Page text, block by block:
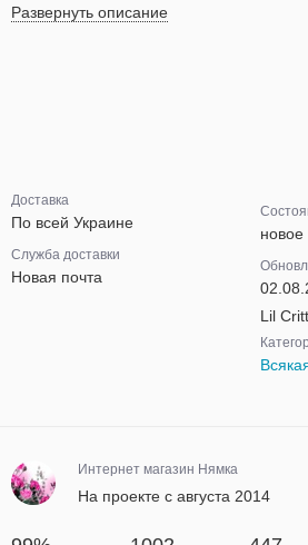
Развернуть описание
Доставка
По всей Украине
Служба доставки
Новая почта
новое
Lil
Интернет магазин Нямка
На проекте с августа 2014